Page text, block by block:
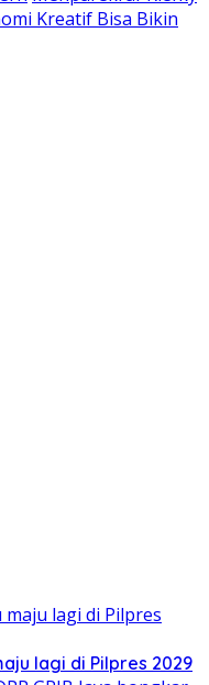
Kreatif Bisa Bikin
lagi di Pilpres 2029